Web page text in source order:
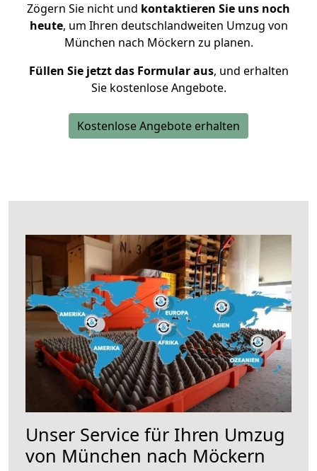
Zögern Sie nicht und kontaktieren Sie uns noch
heute, um Ihren deutschlandweiten Umzug von
München nach Möckern zu planen.
Füllen Sie jetzt das Formular aus, und erhalten
Sie kostenlose Angebote.
Kostenlose Angebote erhalten
Unser Service für Ihren Umzug
von München nach Möckern